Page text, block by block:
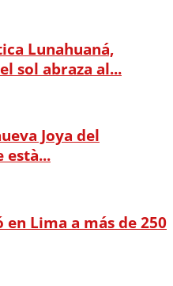
Lunahuaná,
sol abraza al...
Joya del
està...
Lima a más de 250